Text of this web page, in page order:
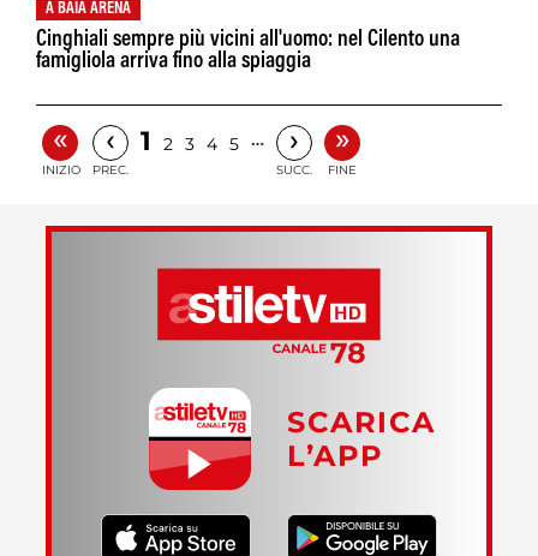
A BAIA ARENA
Cinghiali sempre più vicini all'uomo: nel Cilento una
famigliola arriva fino alla spiaggia
«
INIZIO
‹
PREC.
1 2 3 4 5 … ›
SUCC.
»
FINE
SCARICA
L’APP